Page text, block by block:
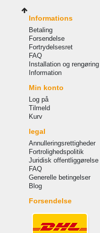
Informations
Betaling
Forsendelse
Fortrydelsesret
FAQ
Installation og rengøring
Information
Min konto
Log på
Tilmeld
Kurv
legal
Annulleringsrettigheder
Fortrolighedspolitik
Juridisk offentliggørelse
FAQ
Generelle betingelser
Blog
Forsendelse